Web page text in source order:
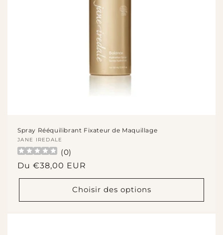
Spray Rééquilibrant Fixateur de Maquillage
Fournisseur :
JANE IREDALE
(0)
Prix
habituel
Du €38,00 EUR
Choisir des options